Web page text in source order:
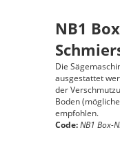
NB1
Die
ausgestattet
der
Boden
empfohlen.
Code:NB1 Box-